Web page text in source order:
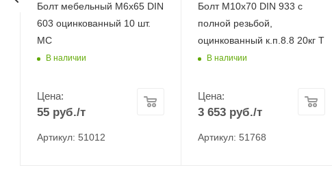
Болт мебельный M6x65 DIN
603 оцинкованный 10 шт.
МС
В наличии
Цена:
55 руб./т
Артикул: 51012
Болт М10x70 DIN 933 с
полной резьбой,
оцинкованный к.п.8.8 20кг Т
В наличии
Цена:
3 653руб./т
Артикул: 51768